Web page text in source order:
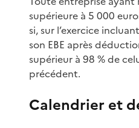
supérieure à 5 000
si, sur l’exercice
son EBE après
supérieur à 98 % de
précédent.
Calendrier et